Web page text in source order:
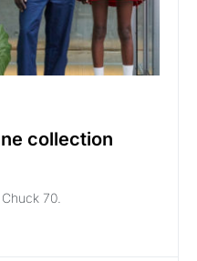
collection
70.